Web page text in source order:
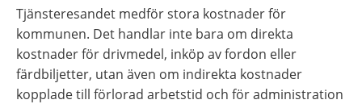
Tjänsteresandet medför stora kostnader för
kommunen. Det handlar inte bara om direkta
kostnader för drivmedel, inköp av fordon eller
färdbiljetter, utan även om indirekta kostnader
kopplade till förlorad arbetstid och för administration